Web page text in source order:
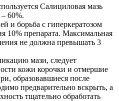
Салициловая мазь
60%.
и борьба с гиперкератозом
10% препарата. Максимальная
не должна превышать 3
мази, следует
кожи корочки и отмершие
образовавшиеся после
предварительно вскрыть, а
тщательно обработать